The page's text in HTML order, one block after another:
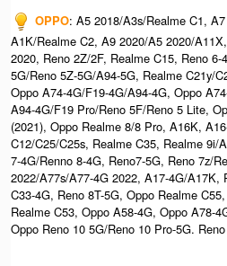
OPPO: A5 2018/A3s/Realme C1,
A1K/Realme C2, A9 2020/A5 2020/
2020, Reno 2Z/2F, Realme C15, Reno
5G/Reno 5Z-5G/A94-5G, Realme C21y/
Oppo A74-4G/F19-4G/A94-4G, Oppo
A94-4G/F19 Pro/Reno 5F/Reno 5 Lite,
(2021), Oppo Realme 8/8 Pro, A16K,
C12/C25/C25s, Realme C35, Realme 9i/
7-4G/Renno 8-4G, Reno7-5G, Reno 7z/
2022/A77s/A77-4G 2022, A17-4G/A17K,
C33-4G, Reno 8T-5G, Oppo Realme
Realme C53, Oppo A58-4G, Oppo A78-
Oppo Reno 10 5G/Reno 10 Pro-5G.